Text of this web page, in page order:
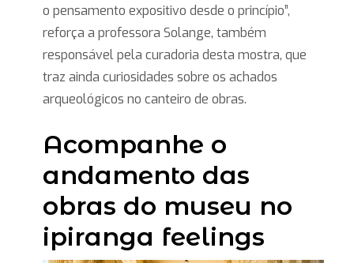
o pensamento expositivo desde o princípio”,
reforça a professora Solange, também
responsável pela curadoria desta mostra, que
traz ainda curiosidades sobre os achados
arqueológicos no canteiro de obras.
Acompanhe o
andamento das
obras do museu no
ipiranga feelings